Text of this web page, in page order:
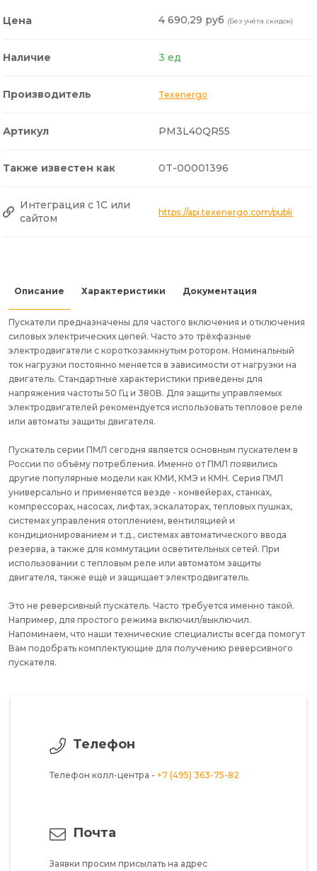
Цена 4 690,29 руб (Без учёта скидок)
Наличие 3 ед
Производитель Texenergo
Артикул PM3L40QR55
Также известен как 0T-00001396
Интеграция с 1С или
сайтом
https://api.texenergo.com/public/
Описание Характеристики Документация
Пускатели предназначены для частого включения и отключения
силовых электрических цепей. Часто это трёхфазные
электродвигатели с короткозамкнутым ротором. Номинальный
ток нагрузки постоянно меняется в зависимости от нагрузки на
двигатель. Стандартные характеристики приведены для
напряжения частоты 50 Гц и 380В. Для защиты управляемых
электродвигателей рекомендуется использовать тепловое реле
или автоматы защиты двигателя.
Пускатель серии ПМЛ сегодня является основным пускателем в
России по объёму потребления. Именно от ПМЛ появились
другие популярные модели как КМИ, КМЭ и КМН. Серия ПМЛ
универсально и применяется везде - конвейерах, станках,
компрессорах, насосах, лифтах, эскалаторах, тепловых пушках,
системах управления отоплением, вентиляцией и
кондиционированием и т.д., системах автоматического ввода
резерва, а также для коммутации осветительных сетей. При
использовании с тепловым реле или автоматом защиты
двигателя, также ещё и защищает электродвигатель.
Это не реверсивный пускатель. Часто требуется именно такой.
Например, для простого режима включил/выключил.
Напоминаем, что наши технические специалисты всегда помогут
Вам подобрать комплектующие для получению реверсивного
пускателя.
Телефон
Телефон колл-центра - +7 (495) 363-75-82
Почта
Заявки просим присылать на адрес